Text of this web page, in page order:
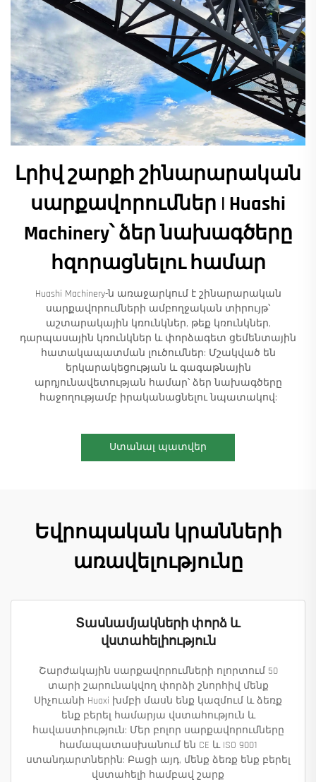
Լրիվ շարքի շինարարական
սարքավորումներ | Huashi
Machinery՝ ձեր նախագծերը
հզորացնելու համար
Huashi Machinery-ն առաջարկում է շինարարական
սարքավորումների ամբողջական տիրույթ՝
աշտարակային կռունկներ, թեք կռունկներ,
դարպասային կռունկներ և փորձագետ ցեմենտային
հատակապատման լուծումներ: Մշակված են
երկարակեցության և գագաթնային
արդյունավետության համար՝ ձեր նախագծերը
հաջողությամբ իրականացնելու նպատակով:
Ստանալ պատվեր
Եվրոպական կրանների
առավելությունը
Տասնամյակների փորձ և
վստահելիություն
Շարժակային սարքավորումների ոլորտում 50
տարի շարունակվող փորձի շնորհիվ մենք
Սիչուանի Huaxi խմբի մասն ենք կազմում և ձեռք
ենք բերել համարյա վստահություն և
հավաստիություն: Մեր բոլոր սարքավորումները
համապատասխանում են CE և ISO 9001
ստանդարտներին: Բացի այդ, մենք ձեռք ենք բերել
վստահելի համբավ շարք